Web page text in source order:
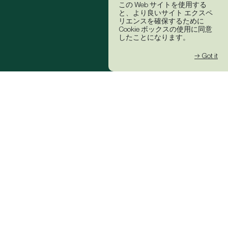
この Web サイトを使用する
と、より良いサイト エクスペ
リエンスを確保するために
Cookie ボックスの使用に同意
したことになります。
→ Got it